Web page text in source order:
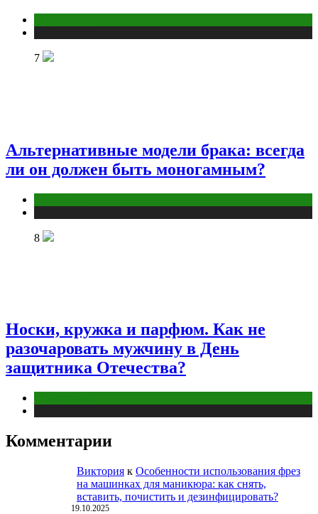
7
Альтернативные модели брака: всегда
ли он должен быть моногамным?
8
Носки, кружка и парфюм. Как не
разочаровать мужчину в День
защитника Отечества?
Комментарии
Виктория к Особенности использования фрез
на машинках для маникюра: как снять,
вставить, почистить и дезинфицировать?
19.10.2025